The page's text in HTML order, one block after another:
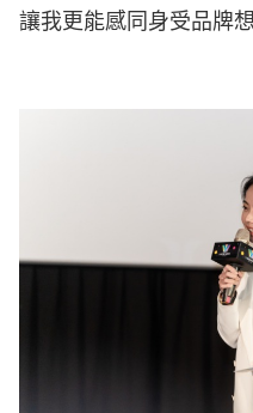
讓我更能感同身受品牌